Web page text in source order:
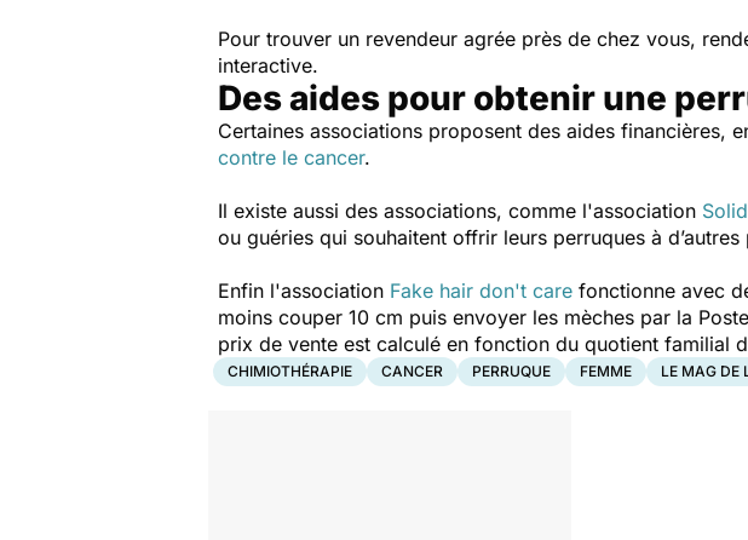
Pour trouver un revendeur agrée près de chez vous,
interactive.
Des aides pour obtenir une
Certaines associations proposent des aides financières,
contre le cancer.
Il existe aussi des associations, comme l'association
ou guéries qui souhaitent offrir leurs perruques à d’autres
Enfin l'association Fake hair don't care fonctionne avec
moins couper 10 cm puis envoyer les mèches par la
prix de vente est calculé en fonction du quotient familial
CHIMIOTHÉRAPIE CANCER PERRUQUE FEMME LE MAG DE